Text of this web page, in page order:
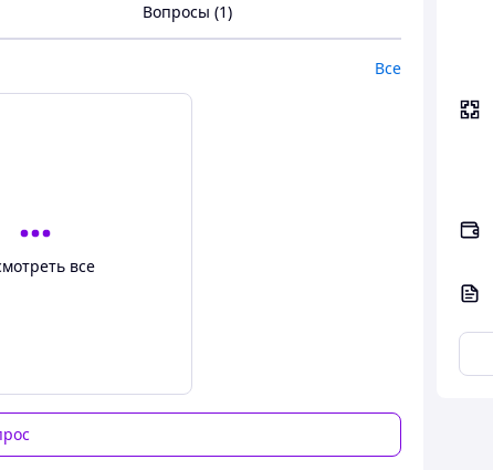
Вопросы (1)
Все
все